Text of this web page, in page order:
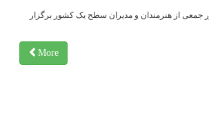
جمعی از هنرمندان و مدیران سطح یک کشور برگزار
More